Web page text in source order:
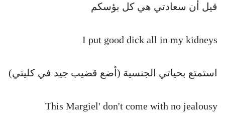
قيل أن سعادتي هي كل بؤسكم
I put good dick all in my kidneys
استمتع بحياتي الجنسية (أضع قضيب جيد في كليتي)
This Margiel' don't come with no jealousy